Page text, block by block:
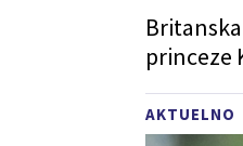
AKTUELNO
princeze